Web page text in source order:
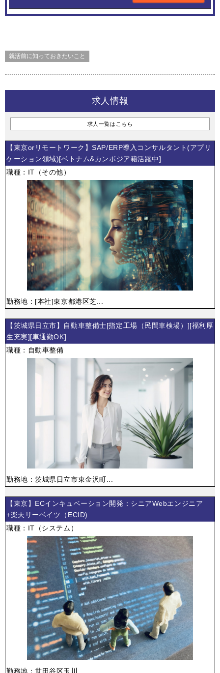
就活前に知っておきたいこと
求人情報
求人一覧はこちら
【東京orリモートワーク】SAP/ERP導入コンサルタント(アプリ
ケーション領域)[ベトナム&カンボジア籍活躍中]
職種：IT（その他）
勤務地：[本社]東京都港区芝...
【茨城県日立市】自動車整備士[指定工場（民間車検場）][福利厚
生充実][車通勤OK]
職種：自動車整備
勤務地：茨城県日立市東金沢町...
【東京】ECインキュベーション開発：シニアWebエンジニア
+楽天リーベイツ（ECID)
職種：IT（システム）
勤務地：世田谷区玉川...